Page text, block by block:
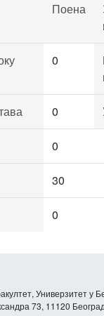
Поена
0
0
0
30
0
Универзитет у
73, 11120